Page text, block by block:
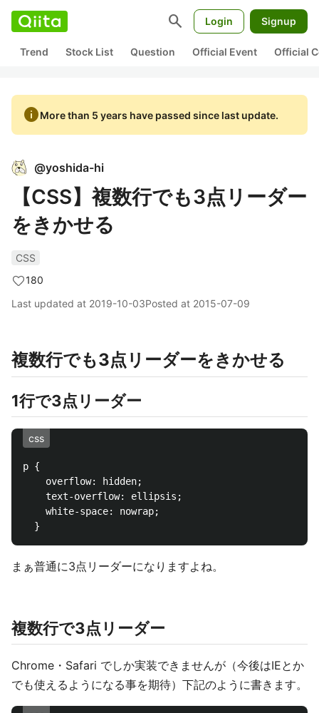
search Login Signup
Trend Stock List Question Official Event Official
infoMore than 5 years have passed since last update.
@yoshida-hi
【CSS】複数行でも3点リーダー
をきかせる
CSS
180
Last updated at 2019-10-03Posted at 2015-07-09
複数行でも3点リーダーをきかせる
1行で3点リーダー
css
p {
    overflow: hidden;
    text-overflow: ellipsis;
    white-space: nowrap;
まぁ普通に3点リーダーになりますよね。
複数行で3点リーダー
Chrome・Safari でしか実装できませんが（今後はIEとか
でも使えるようになる事を期待）下記のように書きます。